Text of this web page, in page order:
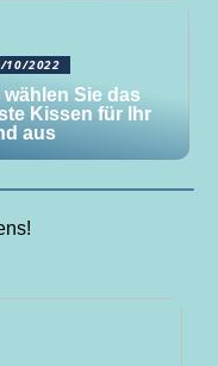
10/2022
wählen Sie das
Kissen für Ihr
aus